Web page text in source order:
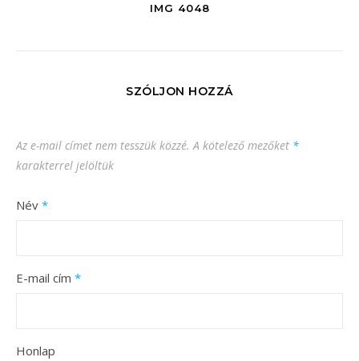
IMG 4048
SZÓLJON HOZZÁ
Az e-mail címet nem tesszük közzé. A kötelező mezőket *
karakterrel jelöltük
Név *
E-mail cím *
Honlap